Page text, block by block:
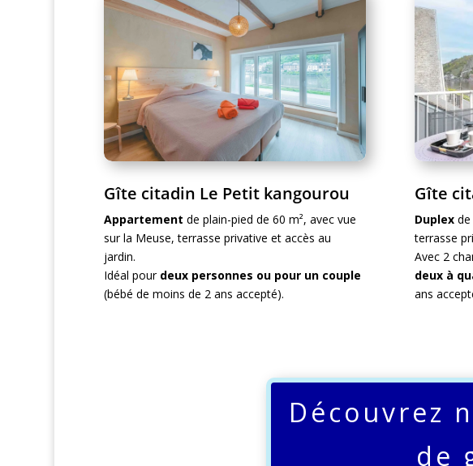
Gîte citadin Le Petit kangourou
Appartement de plain-pied de 60 m², avec vue
sur la Meuse, terrasse privative et accès au
jardin.
Idéal pour deux personnes ou pour un couple
(bébé de moins de 2 ans accepté).
Gîte
Duplexde
terrasse
Avec 2
deux à
ans
Découvrez
de